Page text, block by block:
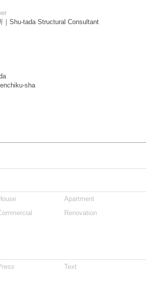
｜Shu-tada Structural Consultant
sha
Apartment
Renovation
Text